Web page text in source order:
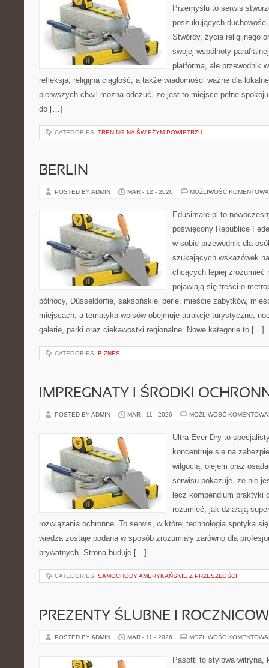
Przemyślu to serwis
poszukujących
Stwórcy, życia religijnego
swojej wspólnoty
platforma, ale przewodnik
refleksja, religijna ciągłość, a także wiadomości ważne dla
pierwszych chwil można odczuć, że jest to miejsce pełne
do […]
CATEGORIES: TRENING NA ŚWIEŻYM POWIETRZU
BERLIN
POSTED BY ADMIN MAR - 12 - 2026 MOŻLIWOŚĆ
Edusimare.pl to
poświęcony Republice
w sobie przewodnik dla
szukających wskazówek
chcących lepiej zrozumieć
pojawiają się treści o
północy, Düsseldorfie, saksońskiej perle, mieście zabytków,
miejscach, a tematyka wpisów obejmuje atrakcje turystyczne,
galerie, parki oraz ciekawostki regionalne. Nowe kategorie to […]
CATEGORIES: BIZNES
IMPREGNATY I ŚRODKI
POSTED BY ADMIN MAR - 11 - 2026 MOŻLIWOŚĆ
Ultra-Ever Dry to
koncentruje się na
wilgocią, olejem oraz
serwisu pokazuje, że nie
lecz kompendium praktyki
rozumieć, jak działają
rozwiązania ochronne. To serwis, w której technologia spotyka
wiedza zostaje podana w sposób zrozumiały zarówno dla
prywatnych. Strona buduje […]
CATEGORIES: SAMOCHODY AMERYKAŃSKIE Z PRZESZŁOŚCI
PREZENTY ŚLUBNE I
POSTED BY ADMIN MAR - 11 - 2026 MOŻLIWOŚĆ
Pasotti to stylowa witryna,